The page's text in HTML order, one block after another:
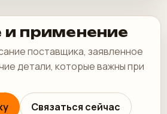
и применение
поставщика, заявленное
детали, которые важны при
Связаться сейчас